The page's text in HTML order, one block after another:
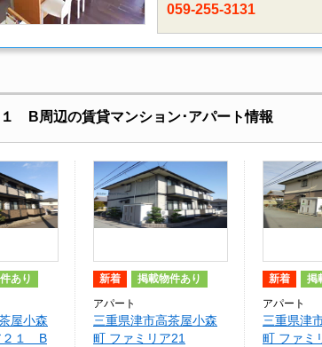
059-255-3131
B周辺の賃貸マンション･アパート情報
あり
屋小森
２１ B
新着 掲載物件あり
アパート
三重県津市高茶屋小森
町 ファミリア21
新着 掲
アパート
三重県津
町 ファ